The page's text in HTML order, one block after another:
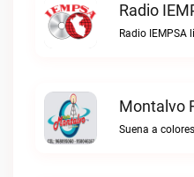
Radio
Radio IEMPSA
Montalvo
Suena a